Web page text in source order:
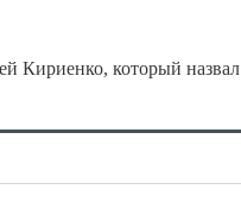
Кириенко, который назвал